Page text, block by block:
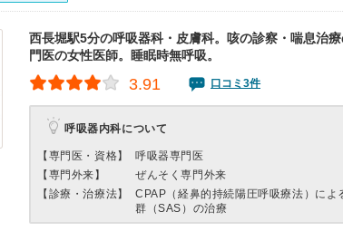
西長堀駅5分の呼吸器科・皮膚科。咳の診察・喘息治
門医の女性医師。睡眠時無呼吸。
3.91 口コミ3件
呼吸器内科について
【専門医・資格】
呼吸器専門医
【専門外来】
ぜんそく専門外来
【診療・治療法】
CPAP（経鼻的持続陽圧呼吸療法）によ
群（SAS）の治療